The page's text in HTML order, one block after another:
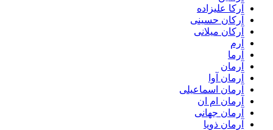
آرکا علیزاده
آرکان حسینی
آرکان میلانی
آرم
آرما
آرمان
آرمان آوا
آرمان اسماعیلی
آرمان ام ان
آرمان جهانی
آرمان ذویا